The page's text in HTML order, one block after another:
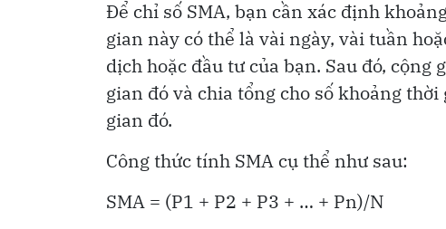
Để chỉ số SMA, bạn cần xác định
gian này có thể là vài ngày, vài tuần
dịch hoặc đầu tư của bạn. Sau đó,
gian đó và chia tổng cho số khoảng
gian đó.
Công thức tính SMA cụ thể như sau:
SMA = (P1 + P2 + P3 + … + Pn)/N